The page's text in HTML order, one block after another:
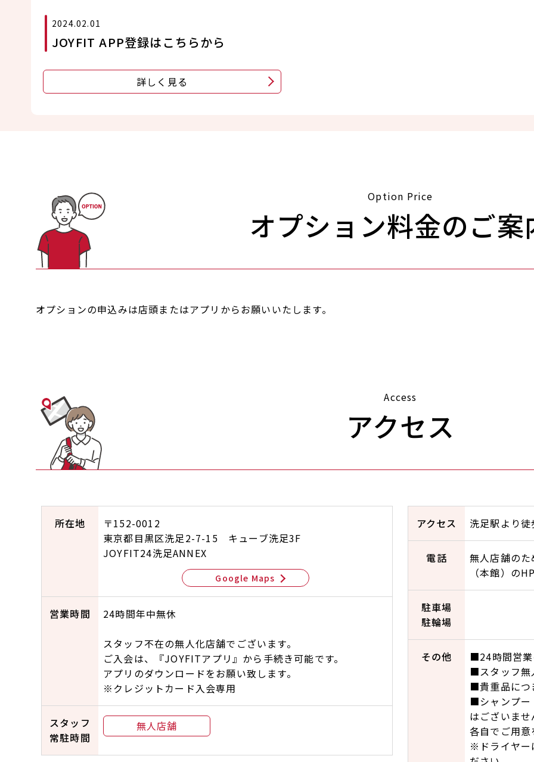
2024.02.01
JOYFIT APP登録はこちらから
詳しく見る
Option Price
オプション料金のご案
オプションの申込みは店頭またはアプリからお願いいたします。
Access
アクセス
所在地
〒152-0012
東京都目黒区洗足2-7-15 キューブ洗足3F
JOYFIT24洗足ANNEX
Google Maps
営業時間 24時間年中無休
スタッフ不在の無人化店舗でございます。
ご入会は、『JOYFITアプリ』から手続き可能です。
アプリのダウンロードをお願い致します。
※クレジットカード入会専用
スタッフ
常駐時間
無人店舗
アクセス 洗足駅より
電話
無人店舗の
（本館）の
駐車場
駐輪場
その他
■24時間営業
■スタッフ無
■貴重品につ
■シャンプー
はございま
各自でご用
※ドライヤー